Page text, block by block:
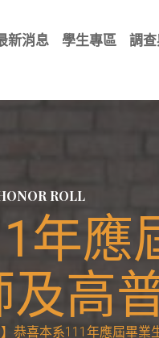
新消息 學生專區 調
ROLL
年
及高
】恭喜本系111年應屆畢